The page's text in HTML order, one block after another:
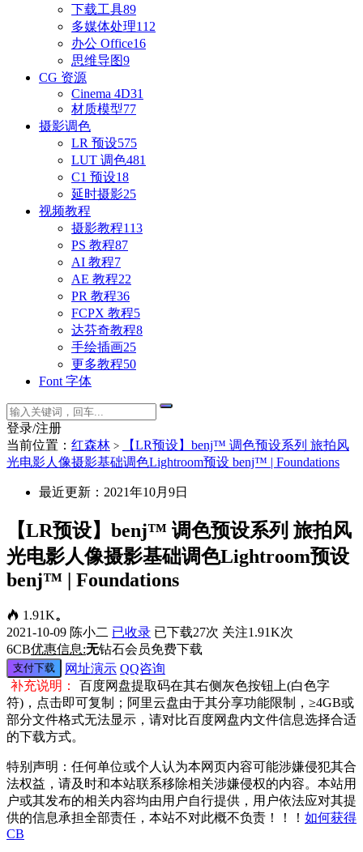
下载工具89
多媒体处理112
办公 Office16
思维导图9
CG 资源
Cinema 4D31
材质模型77
摄影调色
LR 预设575
LUT 调色481
C1 预设18
延时摄影25
视频教程
摄影教程113
PS 教程87
AI 教程7
AE 教程22
PR 教程36
FCPX 教程5
达芬奇教程8
手绘插画25
更多教程50
Font 字体
登录/注册
当前位置： 红森林 >
【LR预设】benj™ 调色预设系列 旅拍风
光电影人像摄影基础调色Lightroom预设 benj™ | Foundations
最近更新：2021年10月9日
【LR预设】benj™ 调色预设系列 旅拍风
光电影人像摄影基础调色Lightroom预设
benj™ | Foundations
1.91K。
2021-10-09 陈小二 已收录 已下载27次 关注1.91K次
6CB优惠信息:无钻石会员免费下载
支付下载 网址演示 QQ咨询
补充说明：
百度网盘提取码在其右侧灰色按钮上(白色字
符)，点击即可复制；阿里云盘由于其分享功能限制，≥4GB或
部分文件格式无法显示，请对比百度网盘内文件信息选择合适
的下载方式。
特别声明：任何单位或个人认为本网页内容可能涉嫌侵犯其合
法权益，请及时和本站联系移除相关涉嫌侵权的内容。本站用
户或其发布的相关内容均由用户自行提供，用户依法应对其提
供的信息承担全部责任，本站不对此概不负责！！！ 如何获得
CB